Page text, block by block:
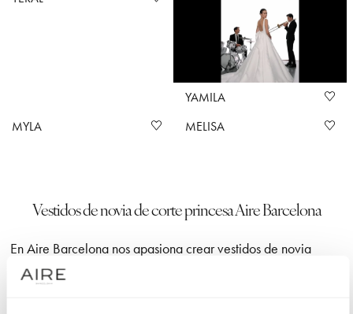
YAMILA
MYLA
MELISA
Vestidos de novia de corte princesa Aire Barcelona
En Aire Barcelona nos apasiona crear vestidos de novia
princesa que combinen feminidad y elegancia en cada